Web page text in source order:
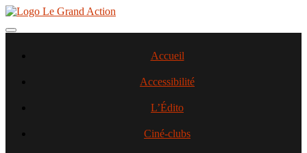
Aller
contenu
Toggle navigation
Accueil
Accessibilité
L’Édito
Ciné-clubs